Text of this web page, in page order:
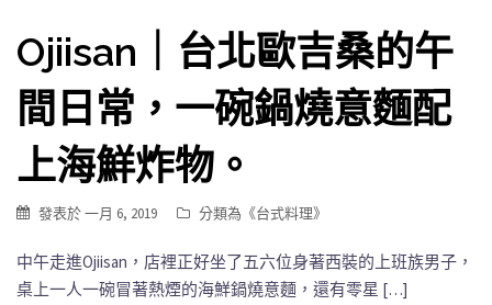
Ojiisan｜台北歐吉桑的午
間日常，一碗鍋燒意麵配
上海鮮炸物。
發表於一月 6, 2019 分類為《台式料理》
中午走進Ojiisan，店裡正好坐了五六位身著西裝的上班族男子，
桌上一人一碗冒著熱煙的海鮮鍋燒意麵，還有零星 […]